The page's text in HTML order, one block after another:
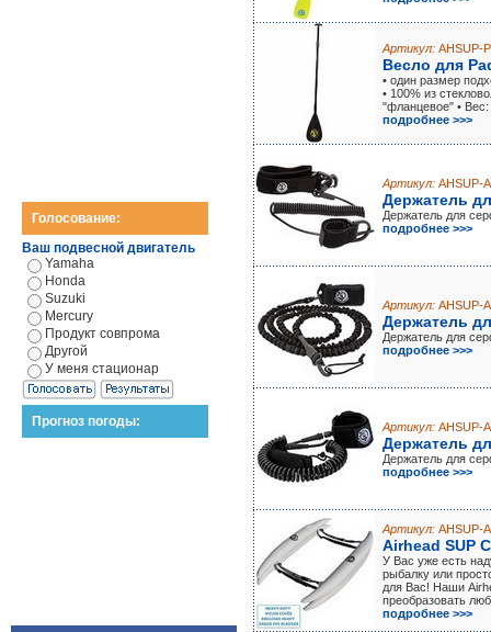
Голосование:
Ваш подвесной двигатель
Yamaha
Honda
Suzuki
Mercury
Продукт совпрома
Другой
У меня стационар
Прогноз погоды:
Артикул: AHSUP-
Весло для
• один размер
• 100% из
"фланцевое" • Вес:
подробнее >>>
Артикул: AHSUP-
Держатель
Держатель для
подробнее >>>
Артикул: AHSUP-
Держатель
Держатель для
подробнее >>>
Артикул: AHSUP-
Держатель
Держатель для
подробнее >>>
Артикул: AHSUP-
Airhead SUP
У Вас уже есть
рыбалку или
для Вас! Наши
преобразовать
подробнее >>>